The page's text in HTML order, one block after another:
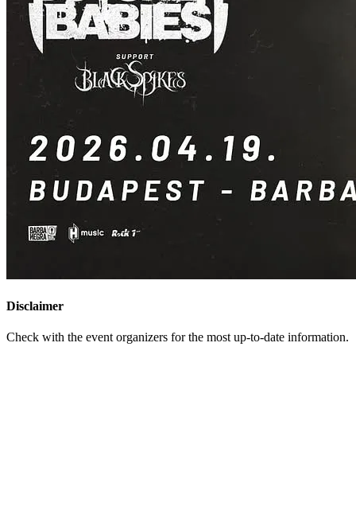
Disclaimer
Check with the event organizers for the most up-to-date information.